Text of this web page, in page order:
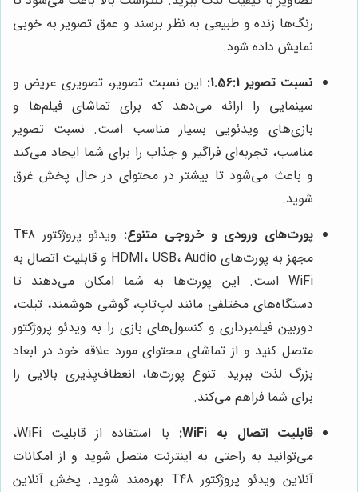
رنگ‌ها زنده و طبیعی به نظر برسند و عمق تصویر به خوبی
نمایش داده شود.
نسبت تصویر 1.56:1:
این نسبت تصویر، تصویری عریض و
سینمایی را ارائه می‌دهد که برای تماشای فیلم‌ها و
بازی‌های ویدئویی بسیار مناسب است. نسبت تصویر
مناسب، تجربه‌ای فراگیر و جذاب را برای شما ایجاد می‌کند
و باعث می‌شود تا بیشتر در محتوای در حال پخش غرق
شوید.
پورت‌های ورودی و خروجی متنوع:
ویدئو پروژکتور T48
مجهز به پورت‌های HDMI، USB، Audio و قابلیت اتصال به
WiFi است. این پورت‌ها به شما امکان می‌دهند تا
دستگاه‌های مختلفی مانند لپ‌تاپ، گوشی هوشمند، تبلت،
دوربین فیلمبرداری و کنسول‌های بازی را به ویدئو پروژکتور
متصل کنید و از تماشای محتوای مورد علاقه خود در ابعاد
بزرگ لذت ببرید. تنوع پورت‌ها، انعطاف‌پذیری بالایی را
برای شما فراهم می‌کند.
قابلیت اتصال به WiFi:
با استفاده از قابلیت WiFi،
می‌توانید به راحتی به اینترنت متصل شوید و از امکانات
آنلاین ویدئو پروژکتور T48 بهره‌مند شوید. پخش آنلاین